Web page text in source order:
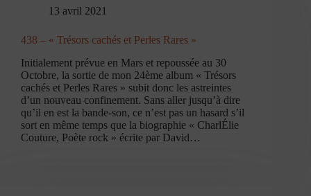
13 avril 2021
438 – « Trésors cachés et Perles Rares »
Initialement prévue en Mars et repoussée au 30
Octobre, la sortie de mon 24ème album « Trésors
cachés et Perles Rares » subit donc les astreintes
d’un nouveau confinement. Sans aller jusqu’à dire
qu’il en est la bande-son, ce n’est pas un hasard s’il
sort en même temps que la biographie « CharlÉlie
Couture, Poète rock » écrite par David…